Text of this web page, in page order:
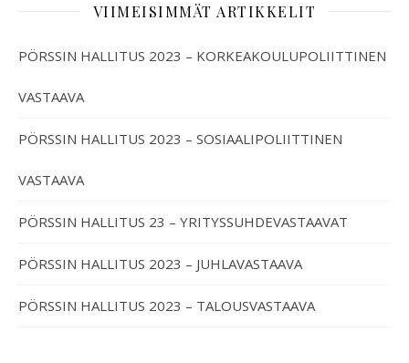
VIIMEISIMMÄT ARTIKKELIT
PÖRSSIN HALLITUS 2023 – KORKEAKOULUPOLIITTINEN
VASTAAVA
PÖRSSIN HALLITUS 2023 – SOSIAALIPOLIITTINEN
VASTAAVA
PÖRSSIN HALLITUS 23 – YRITYSSUHDEVASTAAVAT
PÖRSSIN HALLITUS 2023 – JUHLAVASTAAVA
PÖRSSIN HALLITUS 2023 – TALOUSVASTAAVA